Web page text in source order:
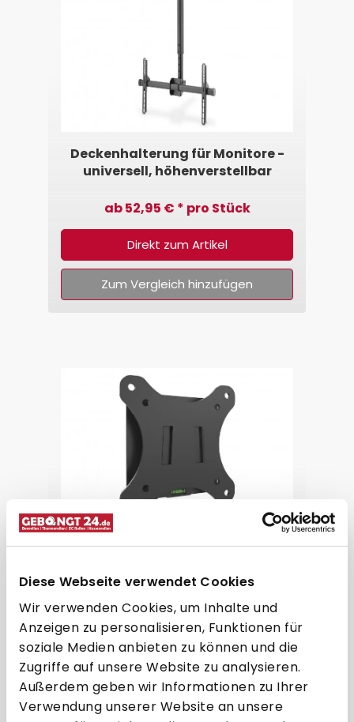
Diese Webseite verwendet Cookies
Wir verwenden Cookies, um Inhalte und
Anzeigen zu personalisieren, Funktionen für
soziale Medien anbieten zu können und die
Zugriffe auf unsere Website zu analysieren.
Außerdem geben wir Informationen zu Ihrer
Verwendung unserer Website an unsere
Deckenhalterung für Monitore -
universell, höhenverstellbar
ab 52,95 € * pro Stück
Direkt zum Artikel
Zum Vergleich hinzufügen
Monitor-Wandhalterung VESA
ab 14,95 € * pro Stück
Direkt zum Artikel
Zum Vergleich hinzufügen